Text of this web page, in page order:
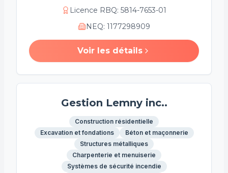
Licence RBQ: 5814-7653-01
NEQ: 1177298909
Voir les détails
Gestion Lemny inc..
Construction résidentielle
Excavation et fondations
Béton et maçonnerie
Structures métalliques
Charpenterie et menuiserie
Systèmes de sécurité incendie